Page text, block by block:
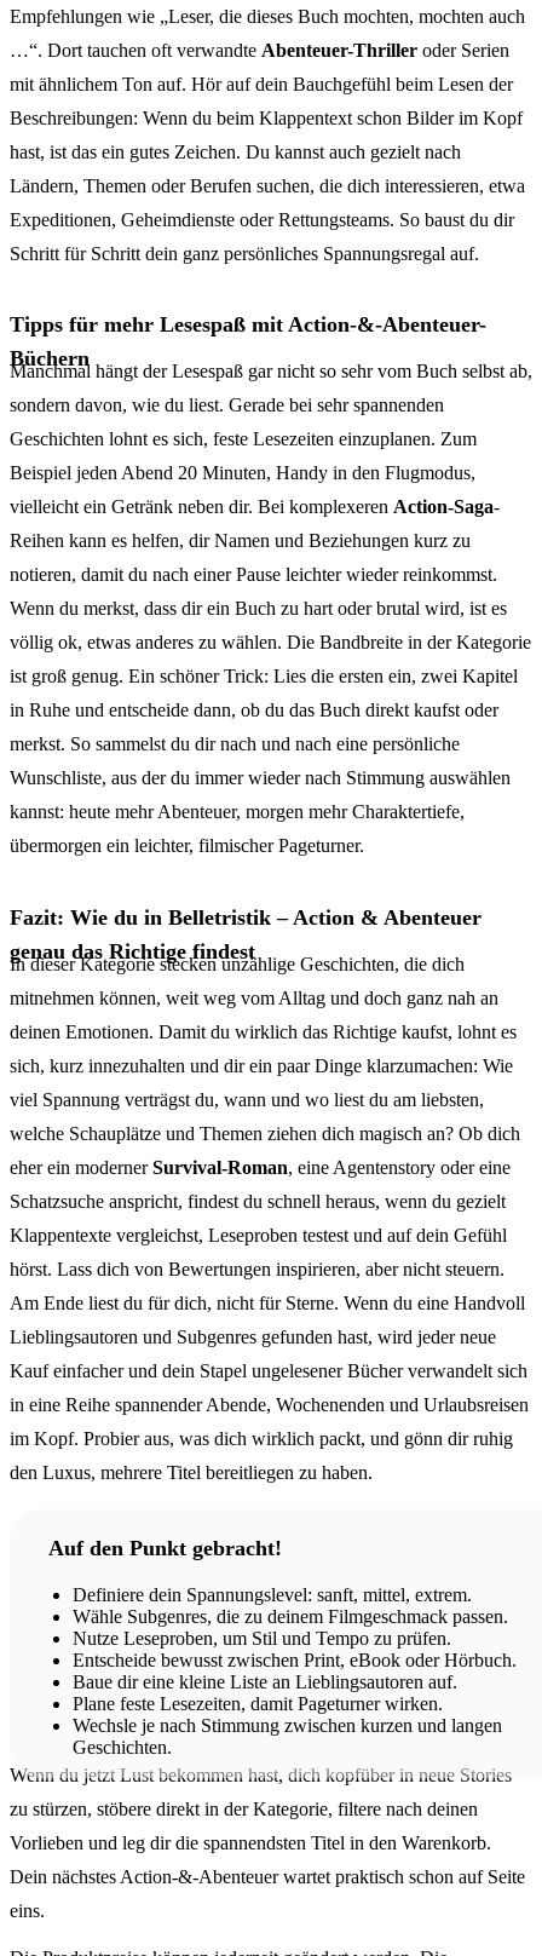
Empfehlungen wie „Leser, die dieses Buch mochten, mochten auch
…“. Dort tauchen oft verwandte Abenteuer-Thriller oder Serien
mit ähnlichem Ton auf. Hör auf dein Bauchgefühl beim Lesen der
Beschreibungen: Wenn du beim Klappentext schon Bilder im Kopf
hast, ist das ein gutes Zeichen. Du kannst auch gezielt nach
Ländern, Themen oder Berufen suchen, die dich interessieren, etwa
Expeditionen, Geheimdienste oder Rettungsteams. So baust du dir
Schritt für Schritt dein ganz persönliches Spannungsregal auf.
Tipps für mehr Lesespaß mit Action-&-Abenteuer-
Büchern
Manchmal hängt der Lesespaß gar nicht so sehr vom Buch selbst ab,
sondern davon, wie du liest. Gerade bei sehr spannenden
Geschichten lohnt es sich, feste Lesezeiten einzuplanen. Zum
Beispiel jeden Abend 20 Minuten, Handy in den Flugmodus,
vielleicht ein Getränk neben dir. Bei komplexeren Action-Saga-
Reihen kann es helfen, dir Namen und Beziehungen kurz zu
notieren, damit du nach einer Pause leichter wieder reinkommst.
Wenn du merkst, dass dir ein Buch zu hart oder brutal wird, ist es
völlig ok, etwas anderes zu wählen. Die Bandbreite in der Kategorie
ist groß genug. Ein schöner Trick: Lies die ersten ein, zwei Kapitel
in Ruhe und entscheide dann, ob du das Buch direkt kaufst oder
merkst. So sammelst du dir nach und nach eine persönliche
Wunschliste, aus der du immer wieder nach Stimmung auswählen
kannst: heute mehr Abenteuer, morgen mehr Charaktertiefe,
übermorgen ein leichter, filmischer Pageturner.
Fazit: Wie du in Belletristik – Action & Abenteuer
genau das Richtige findest
In dieser Kategorie stecken unzählige Geschichten, die dich
mitnehmen können, weit weg vom Alltag und doch ganz nah an
deinen Emotionen. Damit du wirklich das Richtige kaufst, lohnt es
sich, kurz innezuhalten und dir ein paar Dinge klarzumachen: Wie
viel Spannung verträgst du, wann und wo liest du am liebsten,
welche Schauplätze und Themen ziehen dich magisch an? Ob dich
eher ein modernerSurvival-Roman, eine Agentenstory oder eine
Schatzsuche anspricht, findest du schnell heraus, wenn du gezielt
Klappentexte vergleichst, Leseproben testest und auf dein Gefühl
hörst. Lass dich von Bewertungen inspirieren, aber nicht steuern.
Am Ende liest du für dich, nicht für Sterne. Wenn du eine Handvoll
Lieblingsautoren und Subgenres gefunden hast, wird jeder neue
Kauf einfacher und dein Stapel ungelesener Bücher verwandelt sich
in eine Reihe spannender Abende, Wochenenden und Urlaubsreisen
im Kopf. Probier aus, was dich wirklich packt, und gönn dir ruhig
den Luxus, mehrere Titel bereitliegen zu haben.
Auf den Punkt gebracht!
Definiere dein Spannungslevel: sanft, mittel, extrem.
Wähle Subgenres, die zu deinem Filmgeschmack passen.
Nutze Leseproben, um Stil und Tempo zu prüfen.
Entscheide bewusst zwischen Print, eBook oder Hörbuch.
Baue dir eine kleine Liste an Lieblingsautoren auf.
Plane feste Lesezeiten, damit Pageturner wirken.
Wechsle je nach Stimmung zwischen kurzen und langen
Geschichten.
Wenn du jetzt Lust bekommen hast, dich kopfüber in neue Stories
zu stürzen, stöbere direkt in der Kategorie, filtere nach deinen
Vorlieben und leg dir die spannendsten Titel in den Warenkorb.
Dein nächstes Action-&-Abenteuer wartet praktisch schon auf Seite
eins.